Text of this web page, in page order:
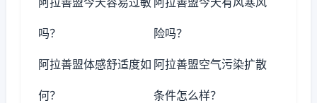
吗？ 险吗？
阿拉善盟体感舒适度如
何？
阿拉善盟空气污染扩散
条件怎么样？